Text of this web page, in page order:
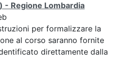
- Regione Lombardia
per formalizzare la
al corso saranno fornite
direttamente dalla